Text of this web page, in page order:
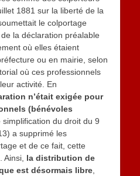
1881 sur la liberté de la
le colportage
la déclaration préalable
où elles étaient
ou en mairie, selon
où ces professionnels
activité. En
n’était exigée pour
(bénévoles
simplification du droit du 9
a supprimé les
et de ce fait, cette
Ainsi, la distribution de
est désormais libre,